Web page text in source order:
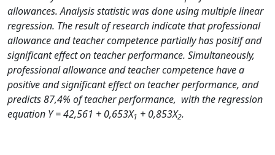
allowances. Analysis statistic was done using multiple linear
regression. The result of research indicate that professional
allowance and teacher competence partially has positif and
significant effect on teacher performance. Simultaneously,
professional allowance and teacher competence have a
positive and significant effect on teacher performance, and
predicts 87,4% of teacher performance, with the regression
equation Y = 42,561 + 0,653X1 + 0,853X2.